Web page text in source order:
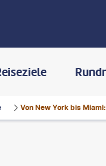
Von New York bis